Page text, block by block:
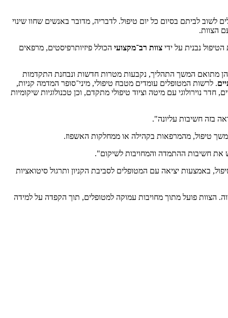
לשוב לביתם בסיום כל יום טיפול. לדבריה, מדובר באנשים שחוו שינוי
הצוות.
נבנית על ידי צוות רב־מקצועי הכולל פיזיותרפיסטים, מרפאים
מתואם המשך התהליך, נקבעות מטרות חדשות ונבחנת התקדמות
. לרשות המטופלים עומדים מטבח טיפולי, מיני־סופר המדמה קניות,
נוירולוגי עם מיטה וציוד טיפולי מתקדם, וכן טכנולוגיות שיקומיות
בזה חשיבות עליונה".
טיפול, מהמרפאות בקהילה או ממחלקות האשפוז.
את חשיבות ההתמדה והמחויבות לשיקום".
באמצעות יציאה עם המטופלים לסביבת הקניון ותרגול סיטואציות
הצוות פועל מתוך מחויבות עמוקה למטופלים, תוך הקפדה על למידה